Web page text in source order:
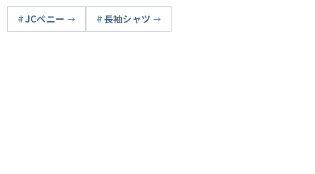
JCペニー 長袖シャツ